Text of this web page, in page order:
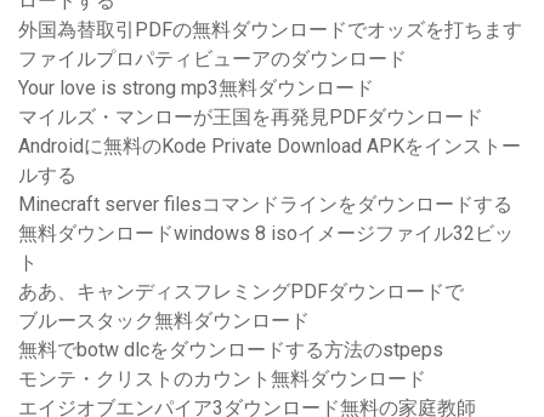
外国為替取引PDFの無料ダウンロードでオッズを打ちます
ファイルプロパティビューアのダウンロード
Your love is strong mp3無料ダウンロード
マイルズ・マンローが王国を再発見PDFダウンロード
Androidに無料のKode Private Download APKをインストー
ルする
Minecraft server filesコマンドラインをダウンロードする
無料ダウンロードwindows 8 isoイメージファイル32ビッ
ト
ああ、キャンディスフレミングPDFダウンロードで
ブルースタック無料ダウンロード
無料でbotw dlcをダウンロードする方法のstpeps
モンテ・クリストのカウント無料ダウンロード
エイジオブエンパイア3ダウンロード無料の家庭教師